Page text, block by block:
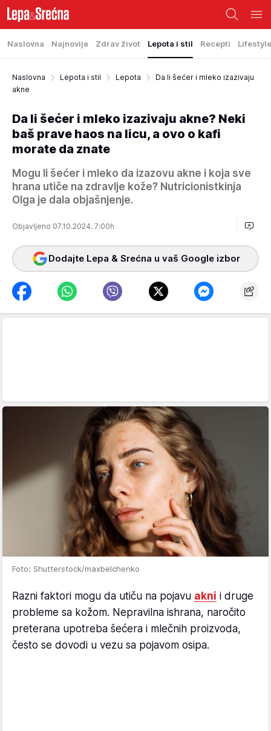
Naslovna Najnovije Zdrav život Lepota i stil Recepti Lifestyle
Naslovna Lepota i stil Lepota
Da li šećer i mleko izazivaju
akne
Da li šećer i mleko izazivaju akne? Neki
baš prave haos na licu, a ovo o kafi
morate da znate
Mogu li šećer i mleko da izazovu akne i koja sve
hrana utiče na zdravlje kože? Nutricionistkinja
Olga je dala objašnjenje.
Objavljeno 07.10.2024. 7:00h
Dodajte Lepa & Srećna u vaš Google izbor
Foto: Shutterstock/maxbelchenko
Razni faktori mogu da utiču na pojavu akni i druge
probleme sa kožom. Nepravilna ishrana, naročito
preterana upotreba šećera i mlečnih proizvoda,
često se dovodi u vezu sa pojavom osipa.